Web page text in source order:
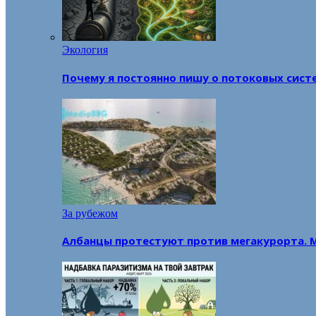
Экология
Почему я постоянно пишу о потоковых
За рубежом
Албанцы протестуют против мегакурорта.